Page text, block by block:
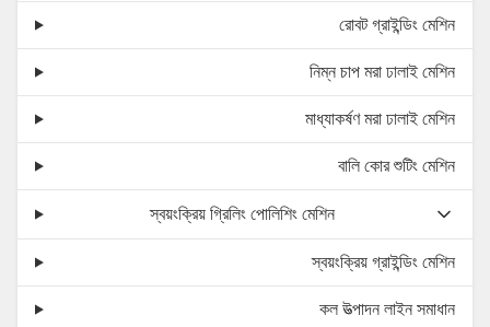
রোবট গ্রাইন্ডিং মেশিন
নিম্ন চাপ মরা ঢালাই মেশিন
মাধ্যাকর্ষণ মরা ঢালাই মেশিন
বালি কোর শুটিং মেশিন
স্বয়ংক্রিয় গ্রিলিং পোলিশিং মেশিন
স্বয়ংক্রিয় গ্রাইন্ডিং মেশিন
কল উত্পাদন লাইন সমাধান